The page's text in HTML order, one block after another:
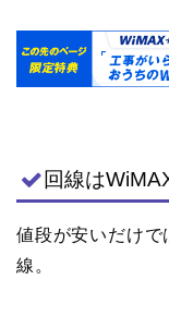
回線は
値段が安いだけで
線。